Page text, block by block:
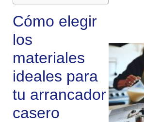
Cómo elegir
los
materiales
ideales para
tu arrancador
casero